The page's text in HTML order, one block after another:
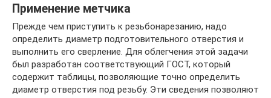
Применение метчика
Прежде чем приступить к резьбонарезанию, надо
определить диаметр подготовительного отверстия и
выполнить его сверление. Для облегчения этой задачи
был разработан соответствующий ГОСТ, который
содержит таблицы, позволяющие точно определить
диаметр отверстия под резьбу. Эти сведения позволяют